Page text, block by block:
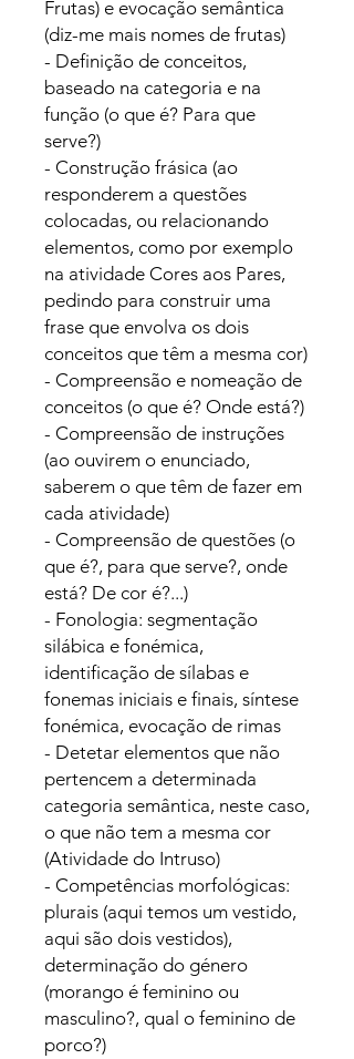
Frutas) e evocação semântica
(diz-me mais nomes de frutas)
- Definição de conceitos,
baseado na categoria e na
função (o que é? Para que
serve?)
- Construção frásica (ao
responderem a questões
colocadas, ou relacionando
elementos, como por exemplo
na atividade Cores aos Pares,
pedindo para construir uma
frase que envolva os dois
conceitos que têm a mesma cor)
- Compreensão e nomeação de
conceitos (o que é? Onde está?)
- Compreensão de instruções
(ao ouvirem o enunciado,
saberem o que têm de fazer em
cada atividade)
- Compreensão de questões (o
que é?, para que serve?, onde
está? De cor é?...)
- Fonologia: segmentação
silábica e fonémica,
identificação de sílabas e
fonemas iniciais e finais, síntese
fonémica, evocação de rimas
- Detetar elementos que não
pertencem a determinada
categoria semântica, neste caso,
o que não tem a mesma cor
(Atividade do Intruso)
- Competências morfológicas:
plurais (aqui temos um vestido,
aqui são dois vestidos),
determinação do género
(morango é feminino ou
masculino?, qual o feminino de
porco?)